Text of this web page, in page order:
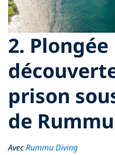
2. Plongée
prison
de Rummu
AvecRummu Diving